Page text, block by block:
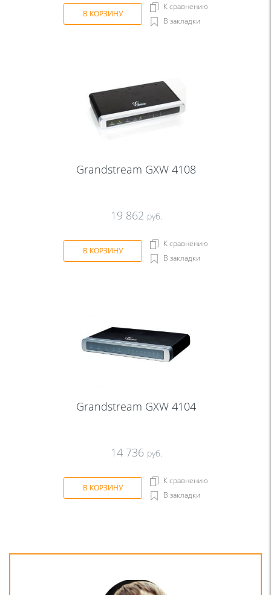
В КОРЗИНУ
К сравнению
В закладки
Grandstream GXW 4108
19 862 руб.
В КОРЗИНУ
К сравнению
В закладки
Grandstream GXW 4104
14 736 руб.
В КОРЗИНУ
К сравнению
В закладки